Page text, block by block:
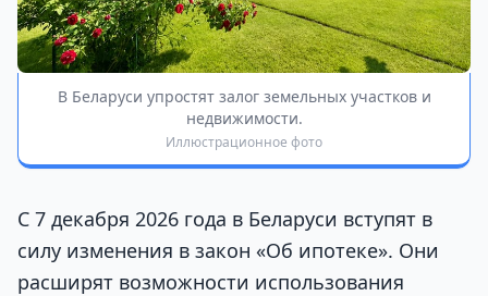
В Беларуси упростят залог земельных участков и
недвижимости.
Иллюстрационное фото
С 7 декабря 2026 года в Беларуси вступят в
силу изменения в закон «Об ипотеке». Они
расширят возможности использования